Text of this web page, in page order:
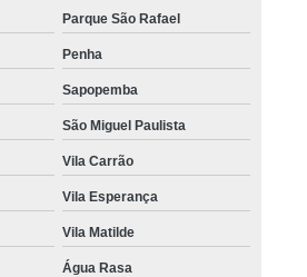
Parque São Rafael
Penha
Sapopemba
São Miguel Paulista
Vila Carrão
Vila Esperança
Vila Matilde
Água Rasa